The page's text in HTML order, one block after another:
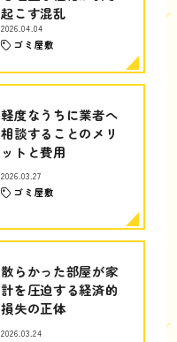
起こす混乱
2026.04.04
ゴミ屋敷
軽度なうちに業者へ
相談することのメリ
ットと費用
2026.03.27
ゴミ屋敷
散らかった部屋が家
計を圧迫する経済的
損失の正体
2026.03.24